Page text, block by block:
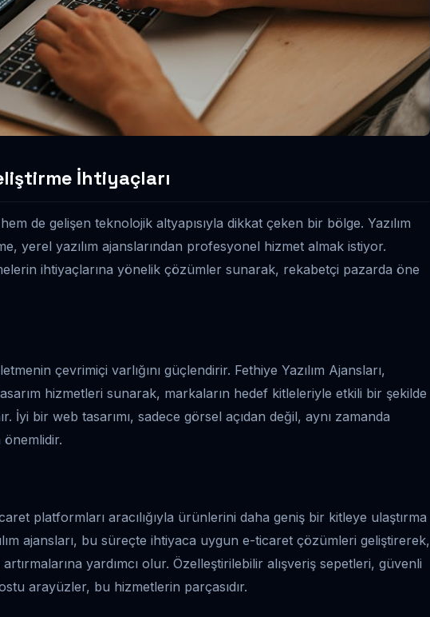
İhtiyaçları
de gelişen teknolojik altyapısıyla dikkat çeken bir bölge. Yazılım
yerel yazılım ajanslarından profesyonel hizmet almak istiyor.
ihtiyaçlarına yönelik çözümler sunarak, rekabetçi pazarda öne
çevrimiçi varlığını güçlendirir. Fethiye Yazılım Ajansları,
hizmetleri sunarak, markaların hedef kitleleriyle etkili bir şekilde
İyi bir web tasarımı, sadece görsel açıdan değil, aynı zamanda
önemlidir.
platformları aracılığıyla ürünlerini daha geniş bir kitleye ulaştırma
ajansları, bu süreçte ihtiyaca uygun e-ticaret çözümleri geliştirerek,
yardımcı olur. Özelleştirilebilir alışveriş sepetleri, güvenli
arayüzler, bu hizmetlerin parçasıdır.